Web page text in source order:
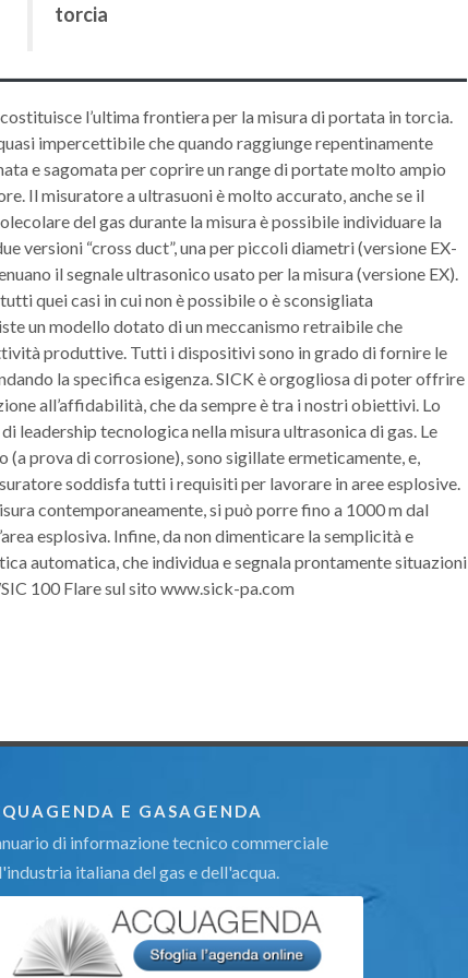
torcia
l’ultima frontiera per la misura di portata in torcia.
impercettibile che quando raggiunge repentinamente
e sagomata per coprire un range di portate molto ampio
Il misuratore a ultrasuoni è molto accurato, anche se il
del gas durante la misura è possibile individuare la
versioni “cross duct”, una per piccoli diametri (versione EX-
il segnale ultrasonico usato per la misura (versione EX).
quei casi in cui non è possibile o è sconsigliata
un modello dotato di un meccanismo retraibile che
produttive. Tutti i dispositivi sono in grado di fornire le
la specifica esigenza. SICK è orgogliosa di poter offrire
all’affidabilità, che da sempre è tra i nostri obiettivi. Lo
leadership tecnologica nella misura ultrasonica di gas. Le
prova di corrosione), sono sigillate ermeticamente, e,
soddisfa tutti i requisiti per lavorare in aree esplosive.
contemporaneamente, si può porre fino a 1000 m dal
esplosiva. Infine, da non dimenticare la semplicità e
automatica, che individua e segnala prontamente situazioni
100 Flare sul sito www.sick-pa.com
E GASAGENDA
di informazione tecnico commerciale
italiana del gas e dell'acqua.